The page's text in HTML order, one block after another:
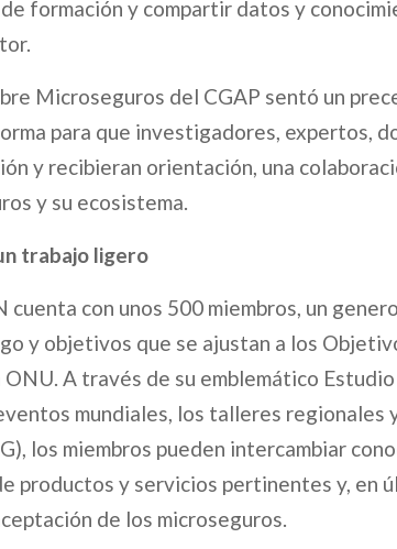
formación y compartir datos y
Microseguros del CGAP sentó un
para que investigadores, expertos,
y recibieran orientación, una
y su ecosistema.
trabajo ligero
cuenta con unos 500 miembros, un
y objetivos que se ajustan a los
A través de su emblemático
mundiales, los talleres regionales
los miembros pueden intercambiar
productos y servicios pertinentes y, en
de los microseguros.